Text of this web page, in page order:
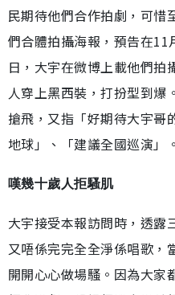
民期待他們合作拍劇，可惜
們合體拍攝海報，預告在
日，大宇在微博上載他們拍
人穿上黑西裝，打扮型到
搶飛，又指「好期待大宇哥
地球」、「建議全國巡演」。
嘆幾十歲人拒騷肌
大宇接受本報訪問時，透露
又唔係完完全全淨係唱歌，
開開心心做場騷。因為大家